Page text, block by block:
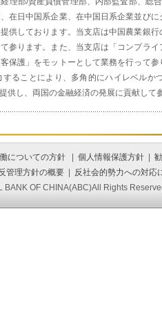
在日中国系企業、在中国日系企業並び
供しております。当支店は中国農業銀
参ります。また、当支店は「コンプラ
保護」をモットーとして業務を行って
ることにより、多角的にハイレベルか
供し、両国の金融経済の発展に貢献して
についての方針| 個人情報保護方針|
管理方針の概要 反社会的勢力への対応
OF CHINA(ABC)All Rights